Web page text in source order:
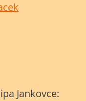
Jankovce: